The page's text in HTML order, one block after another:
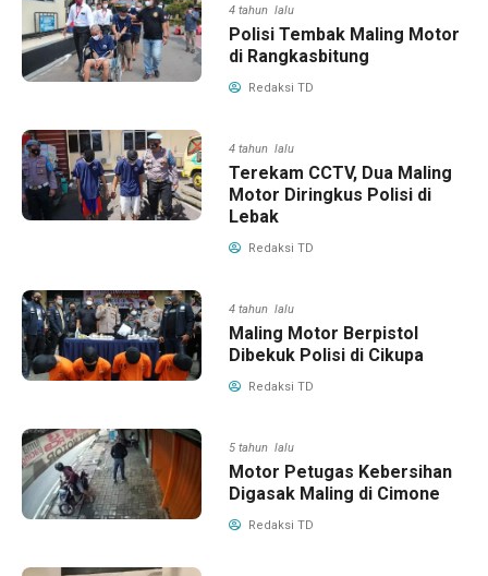
4 tahun lalu
Polisi Tembak Maling Motor
di Rangkasbitung
Redaksi TD
4 tahun lalu
Terekam CCTV, Dua Maling
Motor Diringkus Polisi di
Lebak
Redaksi TD
4 tahun lalu
Maling Motor Berpistol
Dibekuk Polisi di Cikupa
Redaksi TD
5 tahun lalu
Motor Petugas Kebersihan
Digasak Maling di Cimone
Redaksi TD